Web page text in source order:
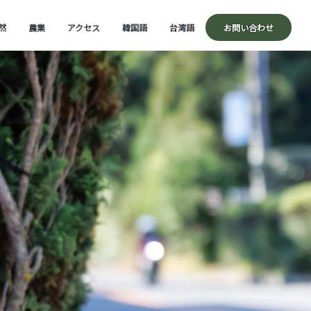
農業 アクセス 韓国語 台湾語 お問い合わせ